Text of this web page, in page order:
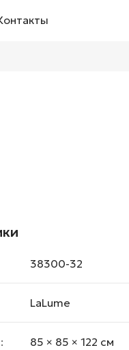
38300-32
LaLume
85 × 85 × 122 cм